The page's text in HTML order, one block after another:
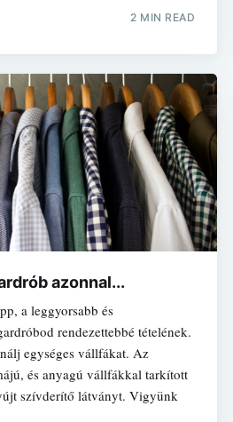
2 MIN READ
azonnal...
a leggyorsabb és
rendezettebbé tételének.
egységes vállfákat. Az
és anyagú vállfákkal tarkított
szívderítő látványt. Vigyünk